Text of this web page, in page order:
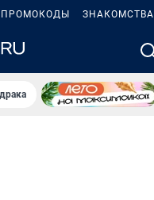
ПРОМОКОДЫ ЗНАКОМСТВА